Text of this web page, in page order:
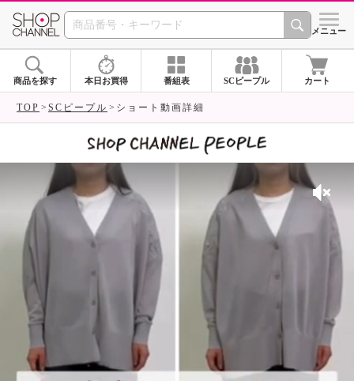
SHOP CHANNEL シメニュー
商品を探す 本日お買得 番組表 SCピープル カート
TOP SCピープル ショート動画詳細